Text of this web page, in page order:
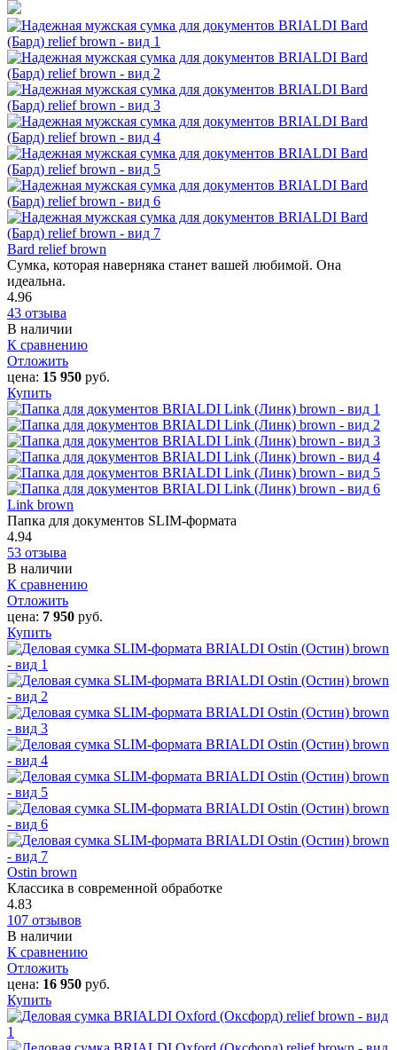
Bard relief brown
Сумка, которая наверняка станет вашей любимой. Она
идеальна.
4.96
43 отзыва
В наличии
К сравнению
Отложить
цена: 15 950 руб.
Купить
Link brown
Папка для документов SLIM-формата
4.94
53 отзыва
В наличии
К сравнению
Отложить
цена: 7 950 руб.
Купить
Ostin brown
Классика в современной обработке
4.83
107 отзывов
В наличии
К сравнению
Отложить
цена: 16 950 руб.
Купить